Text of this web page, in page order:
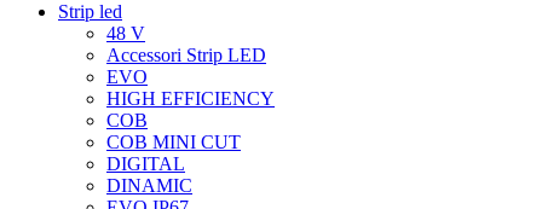
Strip led
48 V
Accessori Strip LED
EVO
HIGH EFFICIENCY
COB
COB MINI CUT
DIGITAL
DINAMIC